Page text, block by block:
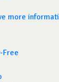
more
Free